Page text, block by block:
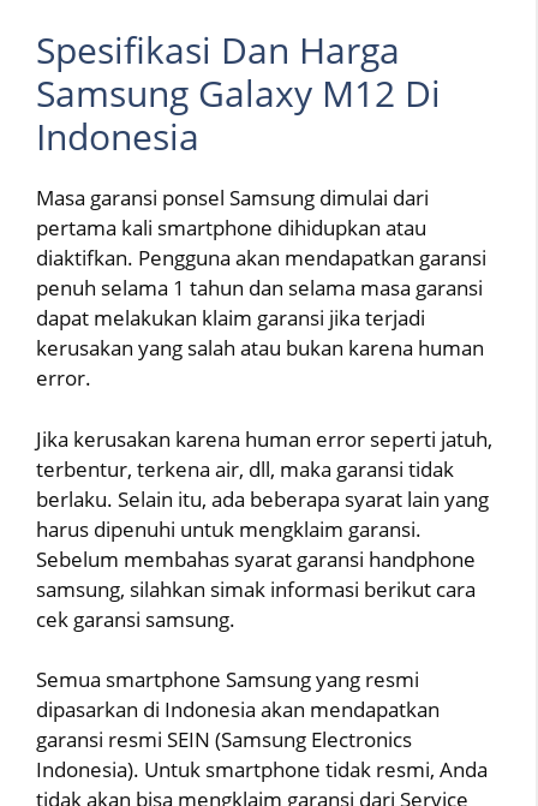
Spesifikasi Dan Harga
Samsung Galaxy M12 Di
Indonesia
Masa garansi ponsel Samsung dimulai dari
pertama kali smartphone dihidupkan atau
diaktifkan. Pengguna akan mendapatkan garansi
penuh selama 1 tahun dan selama masa garansi
dapat melakukan klaim garansi jika terjadi
kerusakan yang salah atau bukan karena human
error.
Jika kerusakan karena human error seperti jatuh,
terbentur, terkena air, dll, maka garansi tidak
berlaku. Selain itu, ada beberapa syarat lain yang
harus dipenuhi untuk mengklaim garansi.
Sebelum membahas syarat garansi handphone
samsung, silahkan simak informasi berikut cara
cek garansi samsung.
Semua smartphone Samsung yang resmi
dipasarkan di Indonesia akan mendapatkan
garansi resmi SEIN (Samsung Electronics
Indonesia). Untuk smartphone tidak resmi, Anda
tidak akan bisa mengklaim garansi dari Service